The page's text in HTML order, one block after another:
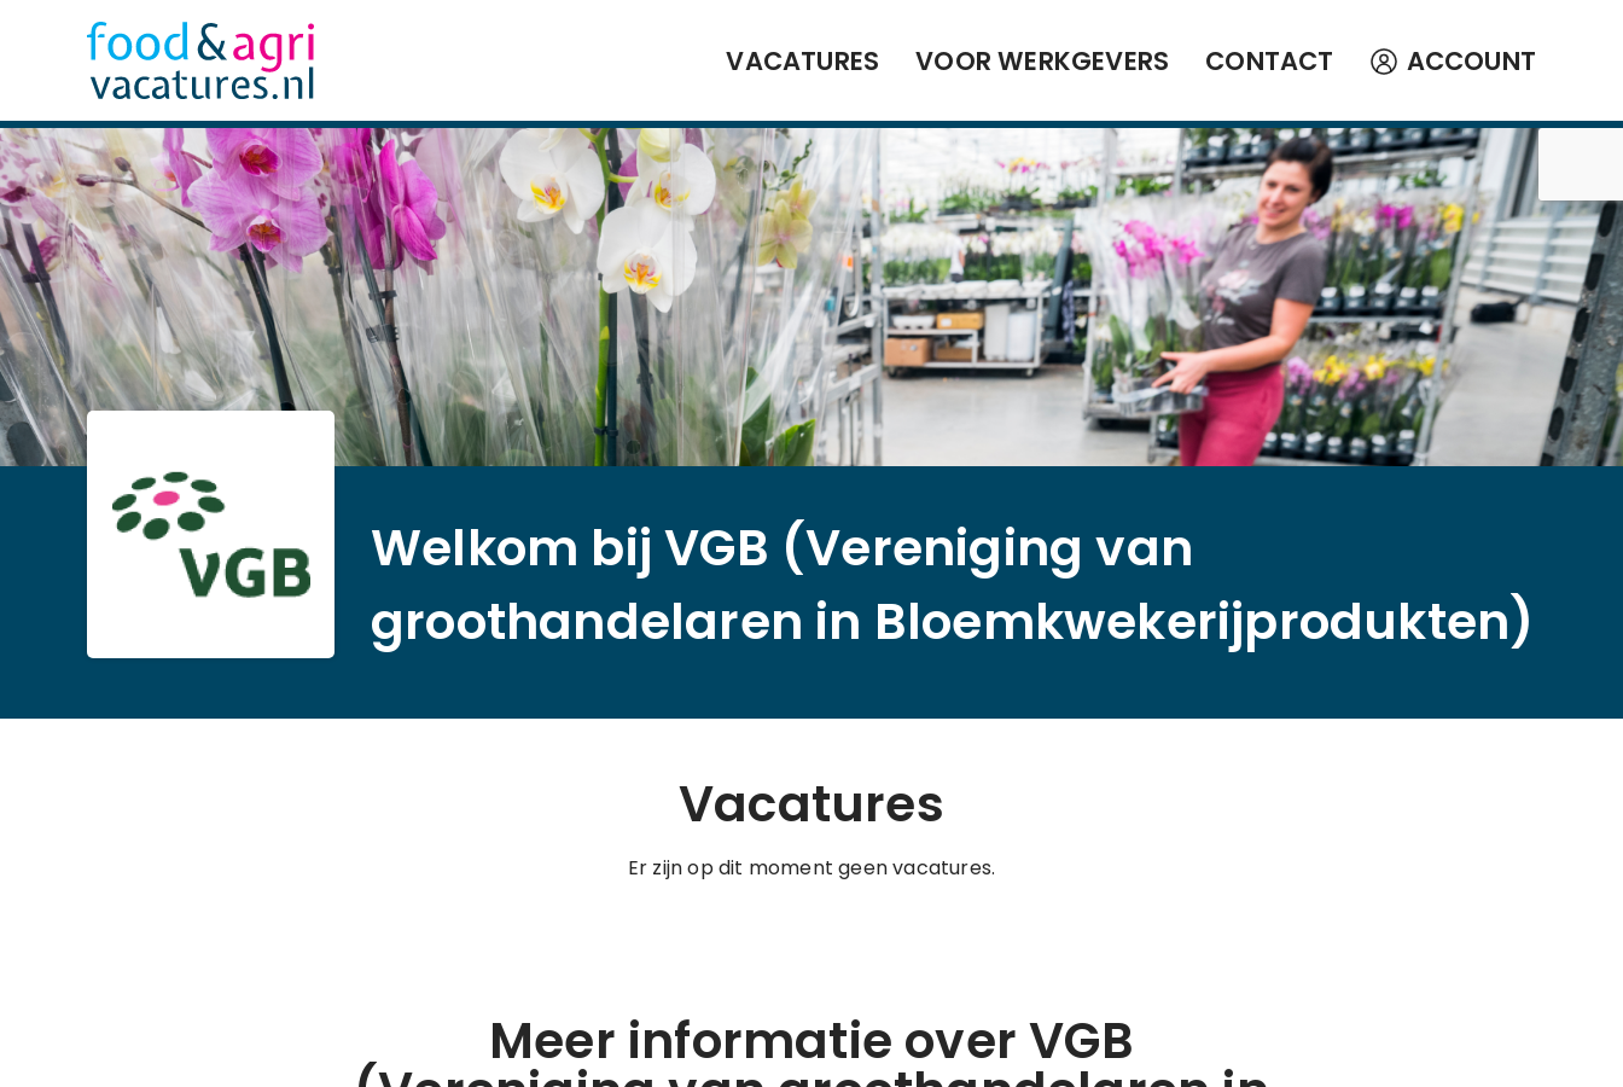
VACATURES VOOR WERKGEVERS CONTACT ACCOUNT
Welkom bij VGB (Vereniging van
groothandelaren in Bloemkwekerijprodukten)
Vacatures
Er zijn op dit moment geen vacatures.
Meer informatie over VGB